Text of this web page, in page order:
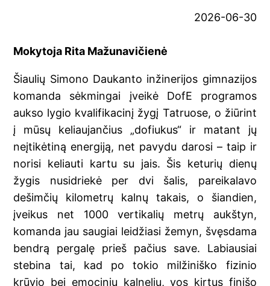
2026-06-30
Mokytoja Rita Mažunavičienė
Šiaulių Simono Daukanto inžinerijos gimnazijos
komanda sėkmingai įveikė DofE programos
aukso lygio kvalifikacinį žygį Tatruose, o žiūrint
į mūsų keliaujančius „dofiukus“ ir matant jų
neįtikėtiną energiją, net pavydu darosi – taip ir
norisi keliauti kartu su jais. Šis keturių dienų
žygis nusidriekė per dvi šalis, pareikalavo
dešimčių kilometrų kalnų takais, o šiandien,
įveikus net 1000 vertikalių metrų aukštyn,
komanda jau saugiai leidžiasi žemyn, švęsdama
bendrą pergalę prieš pačius save. Labiausiai
stebina tai, kad po tokio milžiniško fizinio
krūvio bei emocinių kalnelių, vos kirtus finišo